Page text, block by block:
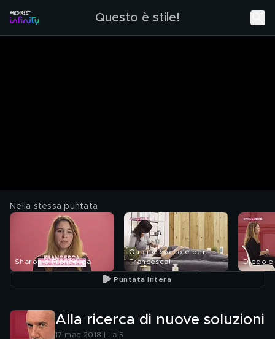
Questo è stile!
Nella stessa puntata
Sharon e Francesca
Quante coccole per
Francesca!
Diego e
Puntata intera
Alla ricerca di nuove soluzioni
17 mag 2018 | La 5